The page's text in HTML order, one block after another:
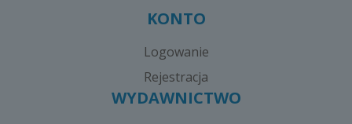
KONTO
Logowanie
Rejestracja
WYDAWNICTWO